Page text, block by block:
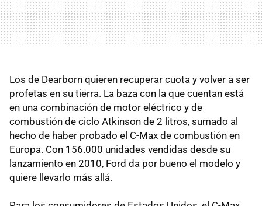
Los de Dearborn quieren recuperar cuota y volver a ser
profetas en su tierra. La baza con la que cuentan está
en una combinación de motor eléctrico y de
combustión de ciclo Atkinson de 2 litros, sumado al
hecho de haber probado el C-Max de combustión en
Europa. Con 156.000 unidades vendidas desde su
lanzamiento en 2010, Ford da por bueno el modelo y
quiere llevarlo más allá.